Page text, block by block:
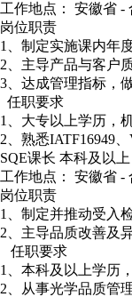
工作地点： 安徽省 -
岗位职责
1、制定实施课内年
2、主导产品与客户
3、达成管理指标，
任职要求
1、大专以上学历，
2、熟悉IATF16949
SQE课长 本科及以上
工作地点： 安徽省 -
岗位职责
1、制定并推动受入
2、主导品质改善及
任职要求
1、本科及以上学历
2、从事光学品质管